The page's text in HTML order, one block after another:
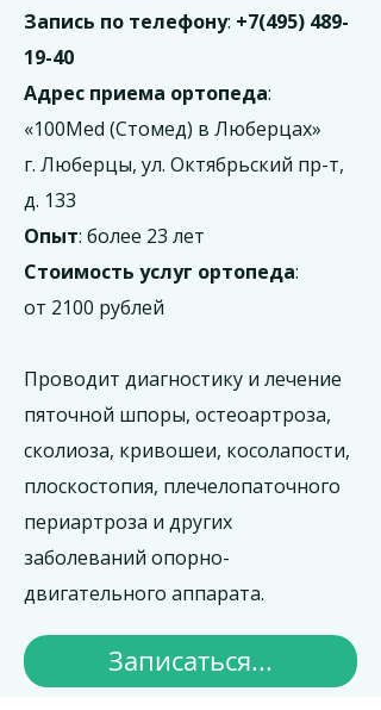
Запись по телефону: +7(495) 489-
19-40
Адрес приема ортопеда:
«100Med (Стомед) в Люберцах»
г. Люберцы, ул. Октябрьский пр-т,
д. 133
Опыт: более 23 лет
Стоимость услуг ортопеда:
от 2100 рублей
Проводит диагностику и лечение
пяточной шпоры, остеоартроза,
сколиоза, кривошеи, косолапости,
плоскостопия, плечелопаточного
периартроза и других
заболеваний опорно-
двигательного аппарата.
Записаться...